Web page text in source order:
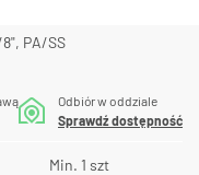
PA/SS
Odbiór w oddziale
Sprawdź dostępność
Min. 1 szt